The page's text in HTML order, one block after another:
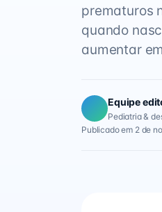
prematuros
quando
aumentar
Equipe
Pediatria &
Publicado em 2 de